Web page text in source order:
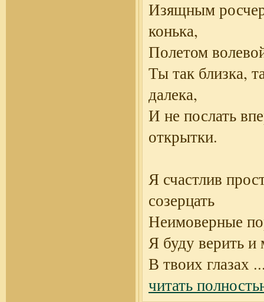
Изящным
конька,
Полетом
Ты так близка,
далека,
И не послать
открытки.
Я счастлив
созерцать
Неимоверные
Я буду верить и
В твоих глазах
читать